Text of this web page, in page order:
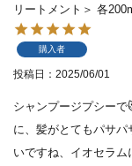
リートメント＞ 各
購入者
投稿日 2025/06/01
シャンプージプシー
に、髪がとてもパサ
いですね、イオセラ